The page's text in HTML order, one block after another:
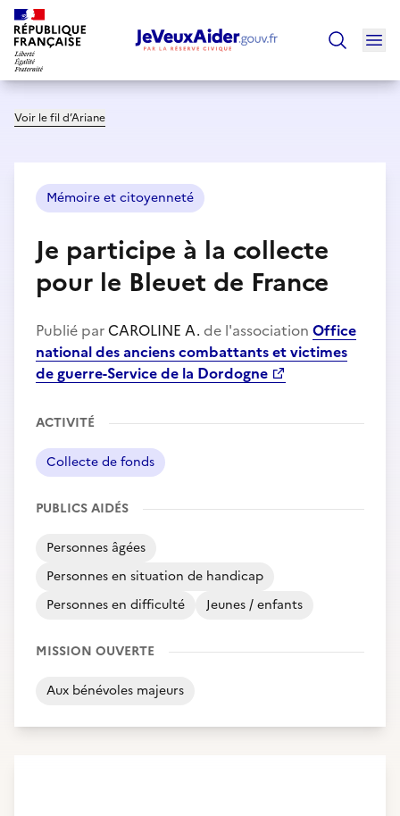
Voir le fil d’Ariane
Mémoire et citoyenneté
Je participe à la collecte
pour le Bleuet de France
Publié par CAROLINE A. de l'association Office
national des anciens combattants et victimes
de guerre-Service de la Dordogne
ACTIVITÉ
Collecte de fonds
PUBLICS AIDÉS
Personnes âgées
Personnes en situation de handicap
Personnes en difficulté
Jeunes / enfants
MISSION OUVERTE
Aux bénévoles majeurs